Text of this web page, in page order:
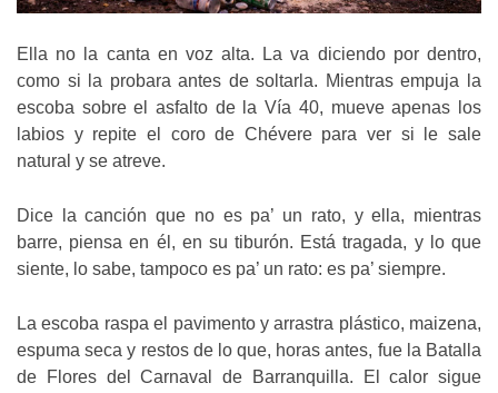
Ella no la canta en voz alta. La va diciendo por dentro,
como si la probara antes de soltarla. Mientras empuja la
escoba sobre el asfalto de la Vía 40, mueve apenas los
labios y repite el coro de Chévere para ver si le sale
natural y se atreve.
Dice la canción que no es pa’ un rato, y ella, mientras
barre, piensa en él, en su tiburón. Está tragada, y lo que
siente, lo sabe, tampoco es pa’ un rato: es pa’ siempre.
La escoba raspa el pavimento y arrastra plástico, maizena,
espuma seca y restos de lo que, horas antes, fue la Batalla
de Flores del Carnaval de Barranquilla. El calor sigue